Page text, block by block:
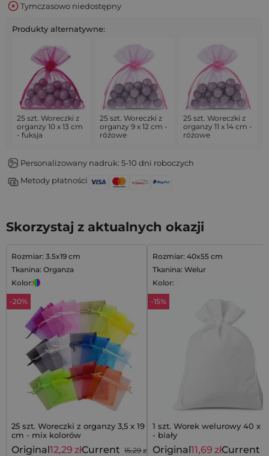
Tymczasowo niedostępny
Produkty alternatywne:
25 szt. Woreczki z
organzy 10 x 13 cm
- fuksja
25 szt. Woreczki z
organzy 9 x 12 cm -
różowe
25 szt. Woreczki z
organzy 11 x 14 cm -
różowe
Personalizowany nadruk: 5-10 dni roboczych
Metody płatności
Skorzystaj z aktualnych okazji
Rozmiar: 3.5x19 cm
Tkanina: Organza
Kolor:
-20%
25 szt. Woreczki z organzy 3,5 x 19
cm - mix kolorów
15,29 zł
Original12,29 złCurrent
Rozmiar: 40x55 cm
Tkanina: Welur
Kolor:
-15%
1 szt. Worek welurowy 40 x
- biały
Original11,69 złCurrent